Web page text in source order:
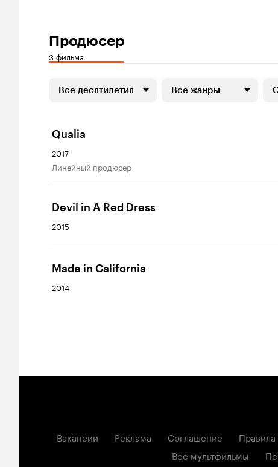
Продюсер
3 фильма
Все десятилетия Все жанры
Qualia
2017
линейный продюсер
Devil in A Red Dress
2015
Made in California
2014
Вакансии Реклама Соглашение
Все мультфильмы